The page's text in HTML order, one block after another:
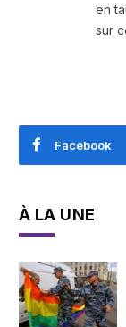
en
sur
Facebook
À LA UNE